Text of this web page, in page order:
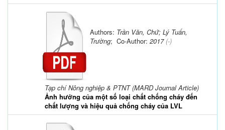
Tạp chí Nông nghiệp & PTNT (MARD Journal Article)
Ảnh hưởng của một số loại chất chống cháy đến
chất lượng và hiệu quả chống cháy của LVL
Authors: Trần Văn, Chứ; Lý Tuấn,
Trường; Co-Author: 2017(-)